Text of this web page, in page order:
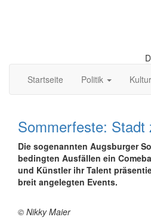
Startseite
Politik Kultur
Sommerfeste: Stadt
Die sogenannten Augsburger
bedingten Ausfällen ein
und Künstler ihr Talent
breit angelegten Events.
© Nikky Maier